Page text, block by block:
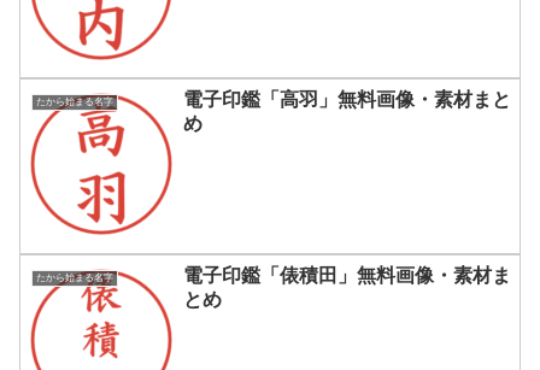
たから始まる名字
電子印鑑「高羽」無料画像・素材まと
め
たから始まる名字
電子印鑑「俵積田」無料画像・素材ま
とめ